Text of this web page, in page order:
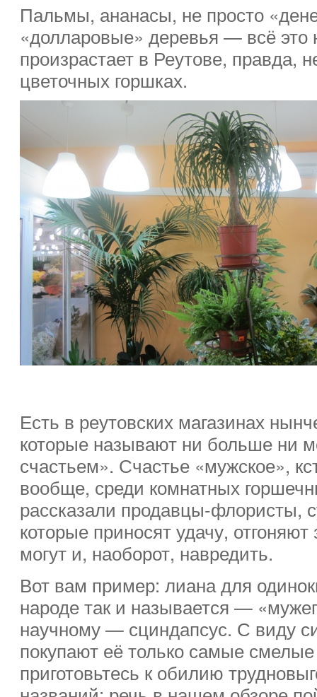
Пальмы, ананасы, не просто
«долларовые» деревья — всё это
произрастает в Реутове, правда,
цветочных горшках.
Есть в реутовских магазинах
которые называют ни больше ни
счастьем». Счастье «мужское»,
вообще, среди комнатных
рассказали продавцы-флористы,
которые приносят удачу,
могут и, наоборот, навредить.
Вот вам пример: лиана для
народе так и называется —
научному — сциндапсус. С виду
покупают её только самые
приготовьтесь к обилию